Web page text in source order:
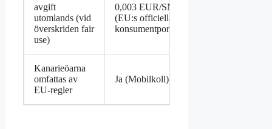
avgift
utomlands (vid
överskriden fair
use)
0,003 EUR/SMS
(EU:s officiella
konsumentportal)
Kanarieöarna
omfattas av
EU-regler
Ja (Mobilkoll)